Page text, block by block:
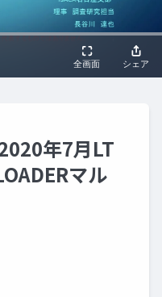
年7月LT
マル